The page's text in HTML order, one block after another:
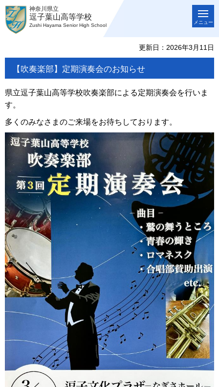
神奈川県立
逗子葉山高等学校
Zushi Hayama Senior High School
メニュー
更新日：2026年3月11日
【吹奏楽部】定期演奏会のお知らせ
県立逗子葉山高等学校吹奏楽部による定期演奏会を行いま
す。
多くのみなさまのご来場をお待ちしております。